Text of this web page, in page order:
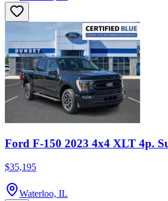
Ford F-150 2023 4x4 XLT 4p.
$35,195
Waterloo, IL